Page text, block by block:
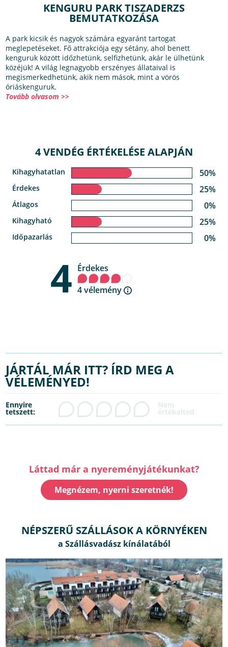
KENGURU PARK TISZADERZS
BEMUTATKOZÁSA
A park kicsik és nagyok számára egyaránt tartogat
meglepetéseket. Fő attrakciója egy sétány, ahol benett
kenguruk között időzhetünk, selfizhetünk, akár le ülhetünk
közéjük! A világ legnagyobb erszényes állataival is
megismerkedhetünk, akik nem mások, mint a vörös
óriáskenguruk.
Tovább olvasom >>
4 VENDÉG ÉRTÉKELÉSE ALAPJÁN
Kihagyhatatlan 50%
Érdekes 25%
Átlagos 0%
Kihagyható 25%
Időpazarlás 0%
4 Érdekes
4 vélemény
JÁRTÁL MÁR ITT? ÍRD MEG A
VÉLEMÉNYED!
Ennyire
tetszett:
Láttad már a nyereményjátékunkat?
Megnézem, nyerni szeretnék!
NÉPSZERŰ SZÁLLÁSOK A KÖRNYÉKEN